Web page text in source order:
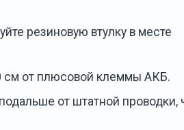
резиновую втулку в месте
см от плюсовой клеммы АКБ.
от штатной проводки,